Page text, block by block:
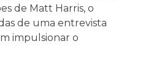
de Matt Harris, o
de uma entrevista
impulsionar o